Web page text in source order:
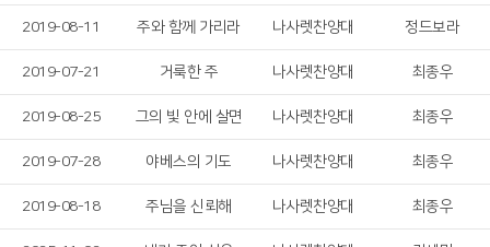
2019-08-11 주와 함께 가리라 나사렛찬양대 정드보라
2019-07-21 거룩한 주 나사렛찬양대 최종우
2019-08-25 그의 빛 안에 살면 나사렛찬양대 최종우
2019-07-28 야베스의 기도 나사렛찬양대 최종우
2019-08-18 주님을 신뢰해 나사렛찬양대 최종우